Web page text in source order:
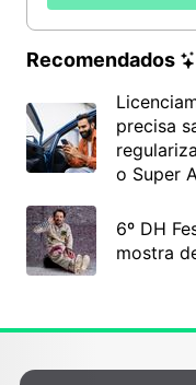
Recomendados
precisa
o Super
6º DH
mostra